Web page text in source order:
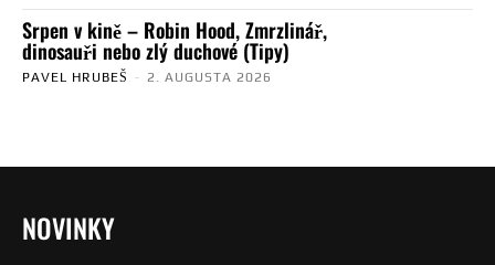
Srpen v kině – Robin Hood, Zmrzlinář,
dinosauři nebo zlý duchové (Tipy)
PAVEL HRUBEŠ - 2. AUGUSTA 2026
NOVINKY